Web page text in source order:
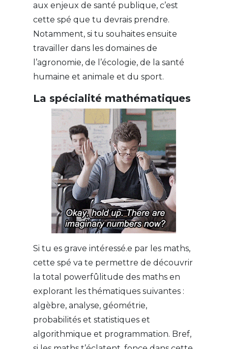
aux enjeux de santé publique, c’est
cette spé que tu devrais prendre.
Notamment, si tu souhaites ensuite
travailler dans les domaines de
l’agronomie, de l’écologie, de la santé
humaine et animale et du sport.
La spécialité mathématiques
Si tu es grave intéressé.e par les maths,
cette spé va te permettre de découvrir
la total powerfûlitude des maths en
explorant les thématiques suivantes :
algèbre, analyse, géométrie,
probabilités et statistiques et
algorithmique et programmation. Bref,